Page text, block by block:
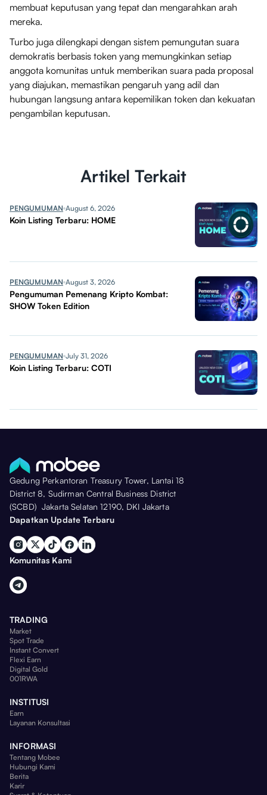
membuat keputusan yang tepat dan mengarahkan arah
mereka.
Turbo juga dilengkapi dengan sistem pemungutan suara
demokratis berbasis token yang memungkinkan setiap
anggota komunitas untuk memberikan suara pada proposal
yang diajukan, memastikan pengaruh yang adil dan
hubungan langsung antara kepemilikan token dan kekuatan
pengambilan keputusan.
Artikel Terkait
PENGUMUMAN August 6, 2026
Koin Listing Terbaru: HOME
PENGUMUMAN August 3, 2026
Pengumuman Pemenang Kripto Kombat:
SHOW Token Edition
PENGUMUMAN July 31, 2026
Koin Listing Terbaru: COTI
Gedung Perkantoran Treasury Tower, Lantai 18
District 8, Sudirman Central Business District
(SCBD) Jakarta Selatan 12190, DKI Jakarta
Dapatkan Update Terbaru
Komunitas Kami
TRADING
Market
Spot Trade
Instant Convert
Flexi Earn
Digital Gold
001RWA
INSTITUSI
Earn
Layanan Konsultasi
INFORMASI
Tentang Mobee
Hubungi Kami
Berita
Karir